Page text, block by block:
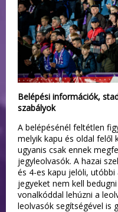
Belépési információk,
szabályok
A belépésénél feltétlen
melyik kapu és oldal felől
ugyanis csak ennek
jegyleolvasók. A hazai
és 4-es kapu jelöli, utóbbi
jegyeket nem kell
vonalkóddal lehúzni a
leolvasók segítségével is